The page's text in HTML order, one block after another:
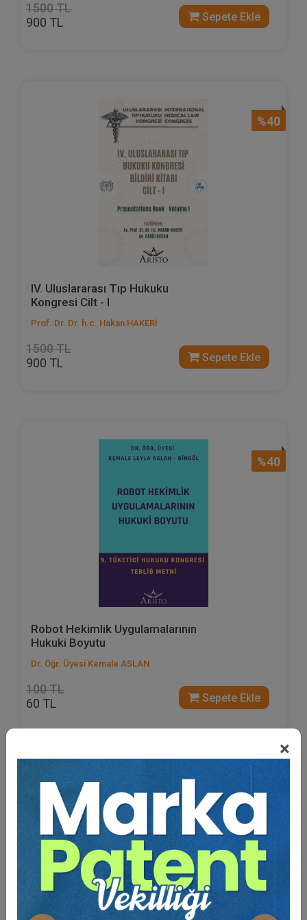
×
1500 TL
900 TL Sepete Ekle
%40
IV. Uluslararası Tıp Hukuku
Kongresi Cilt - I
Prof. Dr. Dr. h.c. Hakan HAKERİ
1500 TL
900 TL Sepete Ekle
%40
Robot Hekimlik Uygulamalarının
Hukuki Boyutu
Dr. Öğr. Üyesi Kemale ASLAN
100 TL
60 TL Sepete Ekle